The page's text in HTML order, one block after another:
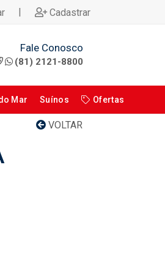
| Cadastrar
Fale Conosco
(81) 2121-8800
Mar Suínos Ofertas
VOLTAR